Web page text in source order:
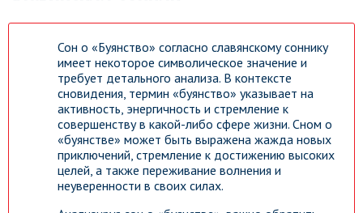
Сон о «Буянство» согласно славянскому соннику
имеет некоторое символическое значение и
требует детального анализа. В контексте
сновидения, термин «буянство» указывает на
активность, энергичность и стремление к
совершенству в какой-либо сфере жизни. Сном о
«буянстве» может быть выражена жажда новых
приключений, стремление к достижению высоких
целей, а также переживание волнения и
неуверенности в своих силах.